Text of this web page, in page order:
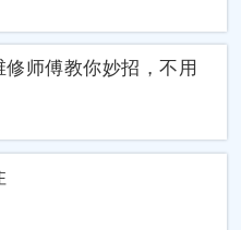
师傅教你妙招，不用